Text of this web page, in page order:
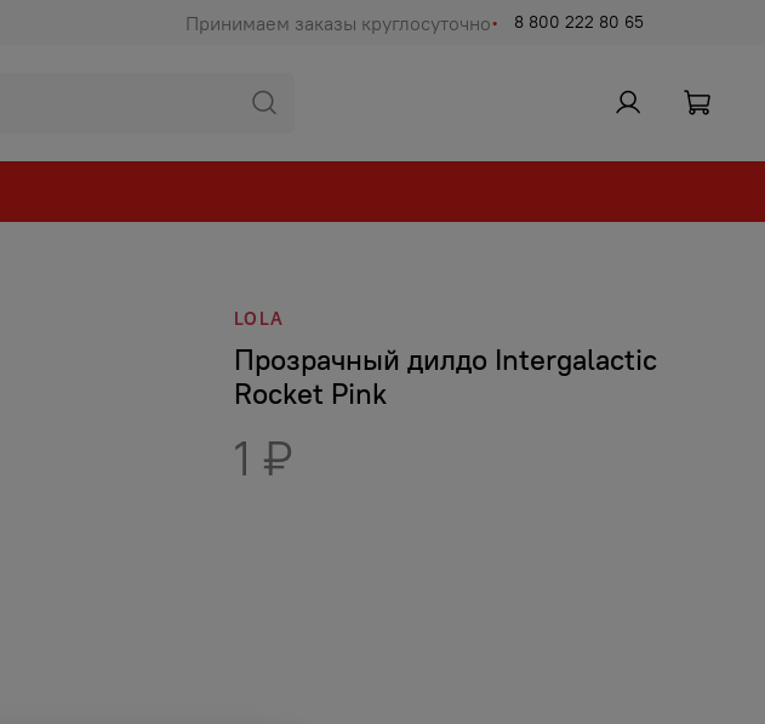
Принимаем заказы круглосуточно 8 800 222 80 65
LOLA
Прозрачный дилдо Intergalactic
Rocket Pink
1 ₽